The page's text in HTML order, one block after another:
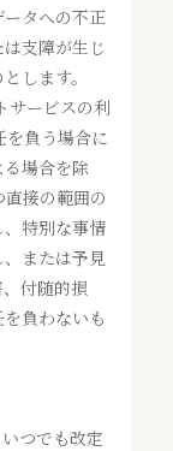
タへの不正
支障が生じ
します。
サービスの利
を負う場合に
場合を除
接の範囲の
特別な事情
または予見
付随的損
負わないも
つでも改定